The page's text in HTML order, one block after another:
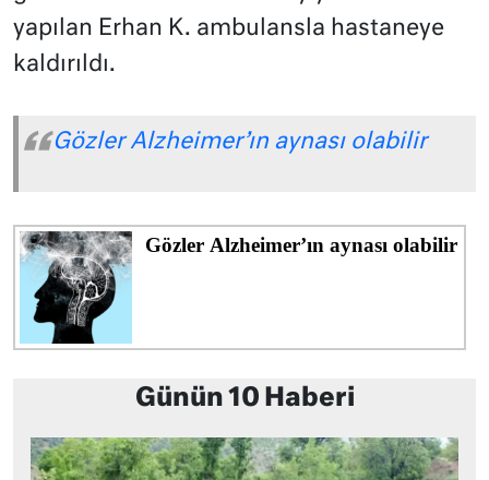
yapılan Erhan K. ambulansla hastaneye
kaldırıldı.
Gözler Alzheimer’ın aynası olabilir
Günün 10 Haberi